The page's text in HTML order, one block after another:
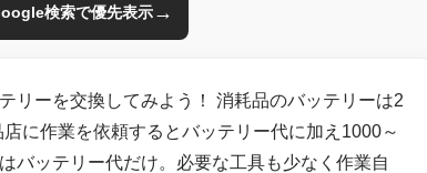
検索で優先表示→
リーを交換してみよう！ 消耗品のバッテリーは2
に作業を依頼するとバッテリー代に加え1000～
バッテリー代だけ。必要な工具も少なく作業自